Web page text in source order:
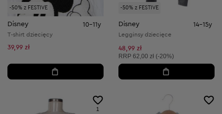
-50% z FESTIVE
Disney 10-11y
T-shirt dziecięcy
39,99 zł
-50% z FESTIVE
Disney 14-15y
Legginsy dziecięce
48,99 zł
Cena sugerowana:
RRP 62,00 zł (-20%)
1